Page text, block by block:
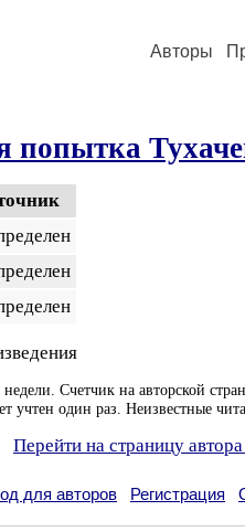
Авторы
попытка
Счетчик на авторской
учтен один раз. Неизвестные
Перейти на страницу
для авторов Регистрация